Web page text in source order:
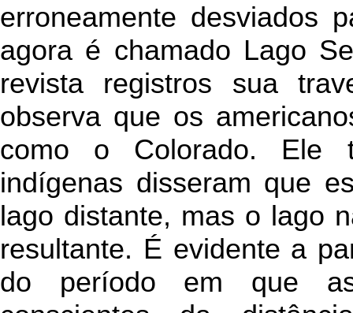
erroneamente desviados
agora é chamado Lago
revista registros sua
observa que os
como o Colorado. Ele
indígenas disseram que
lago distante, mas o lago
resultante. É evidente a
do período em que